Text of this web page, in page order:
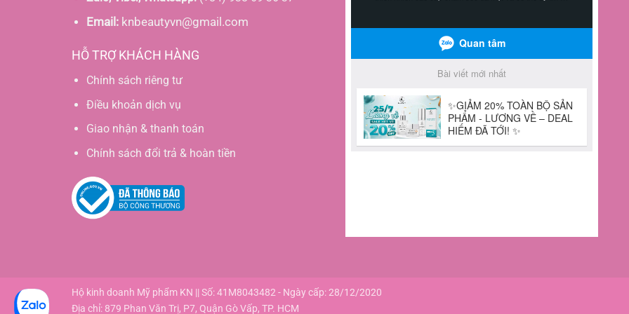
Email:knbeautyvn@gmail.com
HỖ TRỢ KHÁCH HÀNG
Chính sách riêng tư
Điều khoản dịch vụ
Giao nhận & thanh toán
Chính sách đổi trả & hoàn tiền
Hộ kinh doanh Mỹ phẩm KN || Số: 41M8043482 - Ngày cấp: 28/12/2020
Địa chỉ: 879 Phan Văn Trị, P7, Quận Gò Vấp, TP. HCM